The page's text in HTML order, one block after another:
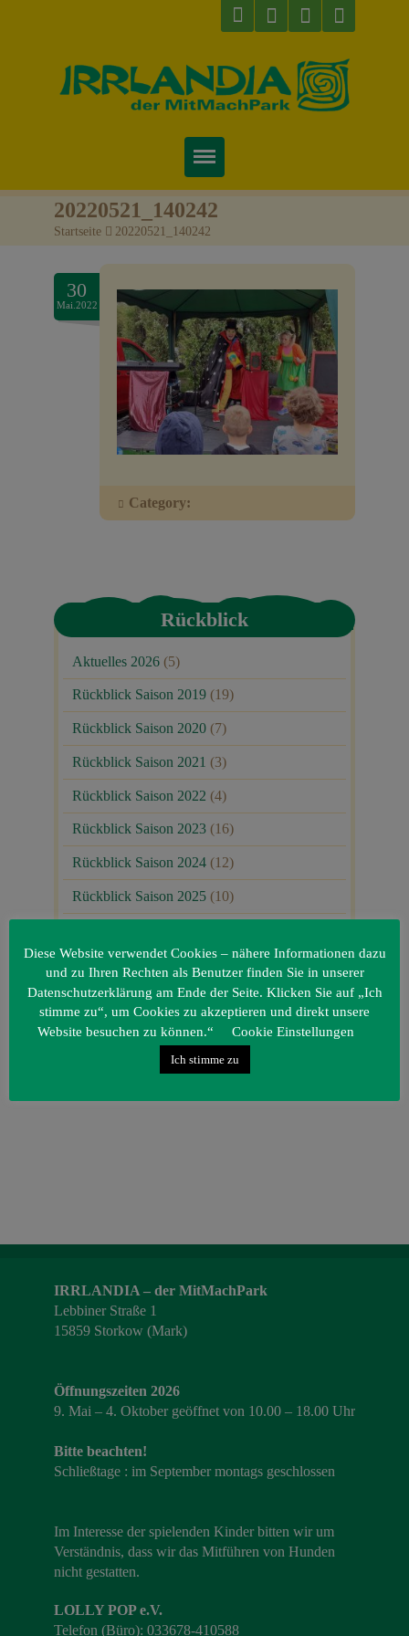
Startseite
Preise & Infos
Tickets
Attraktionen
Videos
Veranstaltungen
20220521_140242
Startseite > 20220521_140242
30
Mai.2022
Category:
Rückblick
Aktuelles 2026 (5)
Rückblick Saison 2019 (19)
Rückblick Saison 2020 (7)
Rückblick Saison 2021 (3)
Rückblick Saison 2022 (4)
Rückblick Saison 2023 (16)
Rückblick Saison 2024 (12)
Rückblick Saison 2025 (10)
IRRLANDIA – der MitMachPark
Lebbiner Straße 1
15859 Storkow (Mark)
Öffnungszeiten 2026
9. Mai – 4. Oktober geöffnet von 10.00 – 18.00 Uhr
Bitte beachten!
Schließtage : im September montags geschlossen
Im Interesse der spielenden Kinder bitten wir um
Verständnis, dass wir das Mitführen von Hunden
nicht gestatten.
LOLLY POP e.V.
Telefon (Büro): 033678-410588
Diese Website verwendet Cookies – nähere Informationen dazu
und zu Ihren Rechten als Benutzer finden Sie in unserer
Datenschutzerklärung am Ende der Seite. Klicken Sie auf „Ich
stimme zu“, um Cookies zu akzeptieren und direkt unsere
Website besuchen zu können.“
Cookie Einstellungen
Ich stimme zu